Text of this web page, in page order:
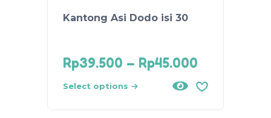
Kantong Asi Dodo isi 30
Rp39.500 – Rp45.000
Select options